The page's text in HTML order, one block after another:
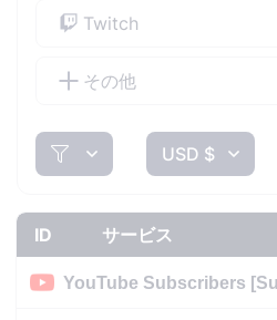
Twitch
その他
USD $
ID サービス
YouTube Subscribers